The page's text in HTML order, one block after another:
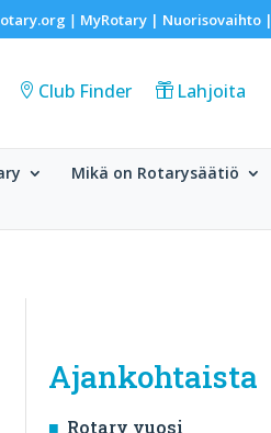
| MyRotary | Nuorisovaihto|
Club Finder Lahjoita
Mikä on Rotarysäätiö
Ajankohtaista
Rotary vuosi